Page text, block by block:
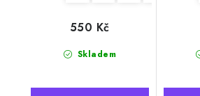
Skladem
550 Kč